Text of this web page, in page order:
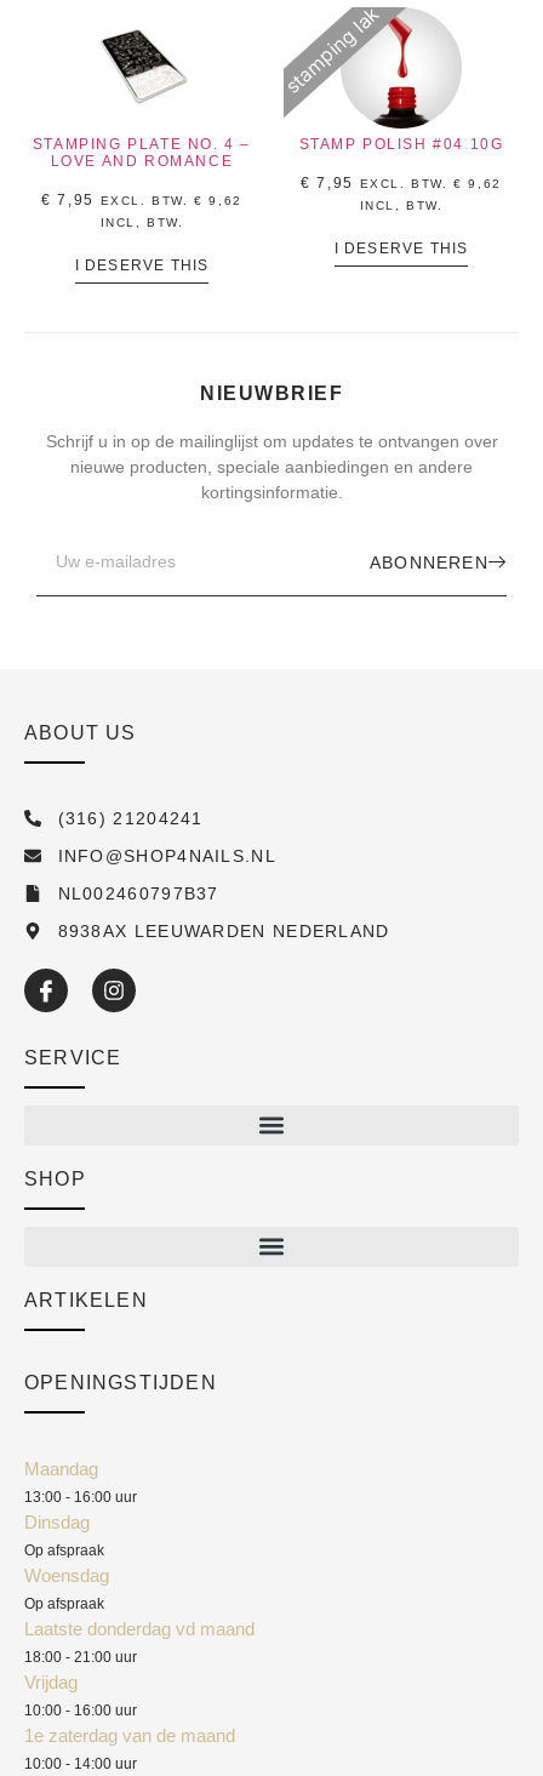
STAMPING PLATE NO. 4 –
LOVE AND ROMANCE
€ 7,95 EXCL. BTW.€ 9,62
INCL, BTW.
I DESERVE THIS
stamping lak
STAMP POLISH #04 10G
€ 7,95 EXCL. BTW.€ 9,62
INCL, BTW.
I DESERVE THIS
NIEUWBRIEF
Schrijf u in op de mailinglijst om updates te ontvangen over
nieuwe producten, speciale aanbiedingen en andere
kortingsinformatie.
ABONNEREN
ABOUT US
(316) 21204241
INFO@SHOP4NAILS.NL
NL002460797B37
8938AX LEEUWARDEN NEDERLAND
SERVICE
Academy
SHOP
ARTIKELEN
OPENINGSTIJDEN
Maandag
13:00 - 16:00 uur
Dinsdag
Op afspraak
Woensdag
Op afspraak
Laatste donderdag vd maand
18:00 - 21:00 uur
Vrijdag
10:00 - 16:00 uur
1e zaterdag van de maand
10:00 - 14:00 uur